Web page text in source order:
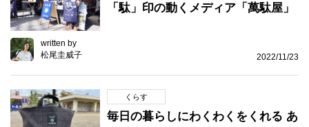
「駄」印の動くメディア「萬駄屋」
written by
松尾圭威子
2022/11/23
くらす
毎日の暮らしにわくわくをくれる あ